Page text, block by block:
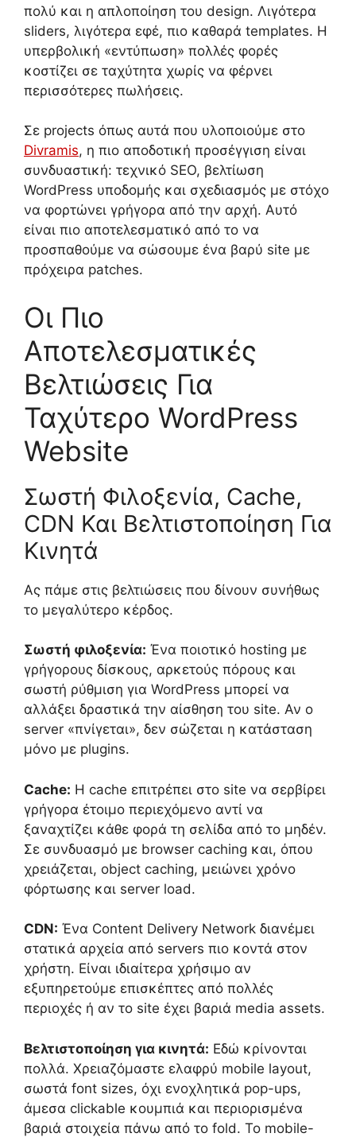
πολύ και η απλοποίηση του design. Λιγότερα
sliders, λιγότερα εφέ, πιο καθαρά templates. Η
υπερβολική «εντύπωση» πολλές φορές
κοστίζει σε ταχύτητα χωρίς να φέρνει
περισσότερες πωλήσεις.
Σε projects όπως αυτά που υλοποιούμε στο
Divramis, η πιο αποδοτική προσέγγιση είναι
συνδυαστική: τεχνικό SEO, βελτίωση
WordPress υποδομής και σχεδιασμός με στόχο
να φορτώνει γρήγορα από την αρχή. Αυτό
είναι πιο αποτελεσματικό από το να
προσπαθούμε να σώσουμε ένα βαρύ site με
πρόχειρα patches.
Οι Πιο
Αποτελεσματικές
Βελτιώσεις Για
Ταχύτερο WordPress
Website
Σωστή Φιλοξενία, Cache,
CDN Και Βελτιστοποίηση Για
Κινητά
Ας πάμε στις βελτιώσεις που δίνουν συνήθως
το μεγαλύτερο κέρδος.
Σωστή φιλοξενία: Ένα ποιοτικό hosting με
γρήγορους δίσκους, αρκετούς πόρους και
σωστή ρύθμιση για WordPress μπορεί να
αλλάξει δραστικά την αίσθηση του site. Αν ο
server «πνίγεται», δεν σώζεται η κατάσταση
μόνο με plugins.
Cache: Η cache επιτρέπει στο site να σερβίρει
γρήγορα έτοιμο περιεχόμενο αντί να
ξαναχτίζει κάθε φορά τη σελίδα από το μηδέν.
Σε συνδυασμό με browser caching και, όπου
χρειάζεται, object caching, μειώνει χρόνο
φόρτωσης και server load.
CDN: Ένα Content Delivery Network διανέμει
στατικά αρχεία από servers πιο κοντά στον
χρήστη. Είναι ιδιαίτερα χρήσιμο αν
εξυπηρετούμε επισκέπτες από πολλές
περιοχές ή αν το site έχει βαριά media assets.
Βελτιστοποίηση για κινητά: Εδώ κρίνονται
πολλά. Χρειαζόμαστε ελαφρύ mobile layout,
σωστά font sizes, όχι ενοχλητικά pop-ups,
άμεσα clickable κουμπιά και περιορισμένα
βαριά στοιχεία πάνω από το fold. Το mobile-